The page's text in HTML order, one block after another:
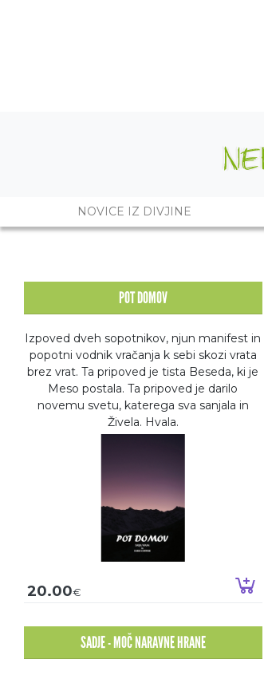
NOVICE IZ DIVJINE
POT DOMOV
Izpoved dveh sopotnikov, njun manifest in
popotni vodnik vračanja k sebi skozi vrata
brez vrat. Ta pripoved je tista Beseda, ki je
Meso postala. Ta pripoved je darilo
novemu svetu, katerega sva sanjala in
Živela. Hvala.
20.00€
SADJE - MOČ NARAVNE HRANE